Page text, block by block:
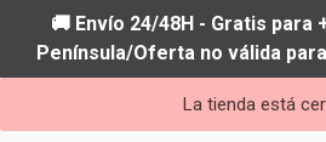
🚚 Envío 24/48H - Gratis para
Península/Oferta no válida
La tienda está